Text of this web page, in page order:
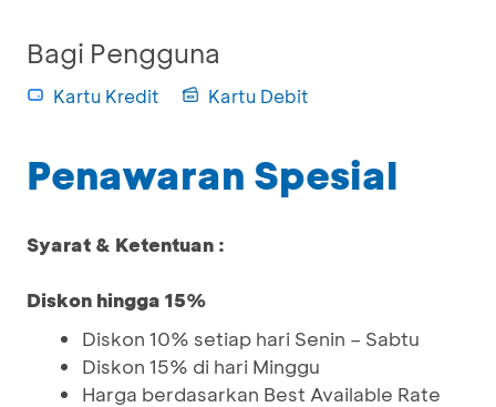
Bagi Pengguna
Kartu Kredit Kartu Debit
Penawaran Spesial
Syarat & Ketentuan :
Diskon hingga 15%
Diskon 10% setiap hari Senin – Sabtu
Diskon 15% di hari Minggu
Harga berdasarkan Best Available Rate